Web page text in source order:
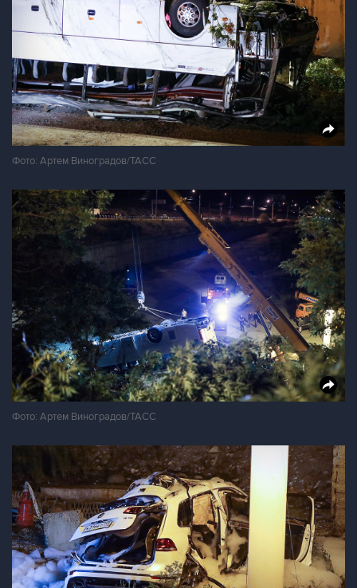
Фото: Артем Виноградов/ТАСС
Фото: Артем Виноградов/ТАСС